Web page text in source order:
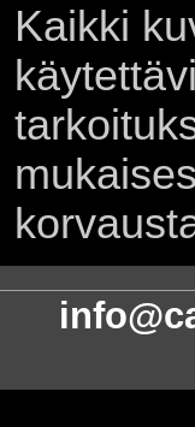
Kaikki